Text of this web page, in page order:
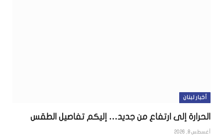
أخبار لبنان
الحرارة إلى ارتفاع من جديد… إليكم تفاصيل الطقس
أغسطس 8, 2026